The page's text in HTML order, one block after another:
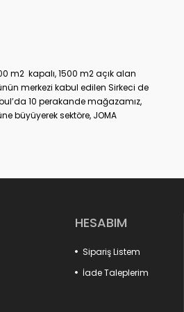
m2 kapalı, 1500 m2 açık alan
merkezi kabul edilen Sirkeci de
10 perakande mağazamız,
büyüyerek sektöre, JOMA
HESABIM
Sipariş Listem
İade Taleplerim